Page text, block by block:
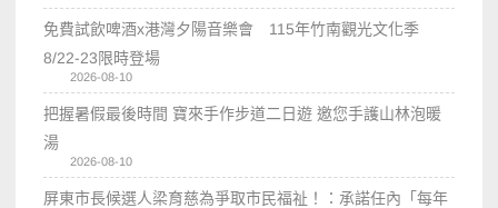
免費試飲啤酒x港灣夕陽音樂會 115年竹南觀光文化季
8/22-23限時登場
2026-08-10
把握暑假最後時間 寶來手作步道二日遊 邀您手護山林泡暖
湯
2026-08-10
屏東市長候選人梁育慈為爭取市民福祉！：承諾任內「每年